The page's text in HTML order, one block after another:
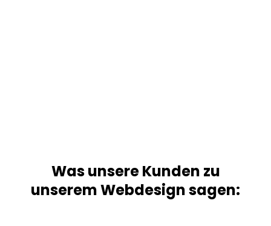
Was unsere Kunden zu
unserem Webdesign sagen: